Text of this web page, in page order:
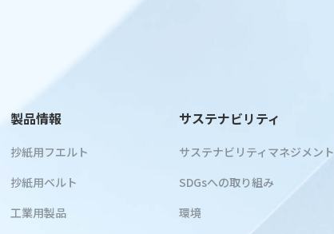
製品情報
抄紙用フエルト
抄紙用ベルト
工業用製品
サステナビリティ
サステナビリティマネジメント
SDGsへの取り組み
環境